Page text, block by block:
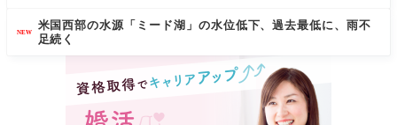
NEW
米国西部の水源「ミード湖」の水位低下、過去最低に、雨不
足続く